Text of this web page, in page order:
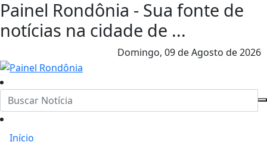
Painel Rondônia - Sua fonte de
notícias na cidade de ...
Domingo, 09 de Agosto de 2026
Início